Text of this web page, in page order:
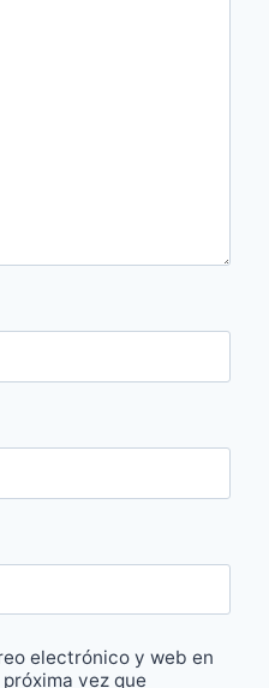
electrónico y web en
vez que